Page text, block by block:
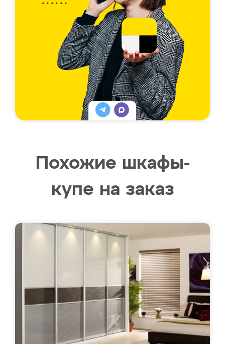
Похожие шкафы-
купе на заказ